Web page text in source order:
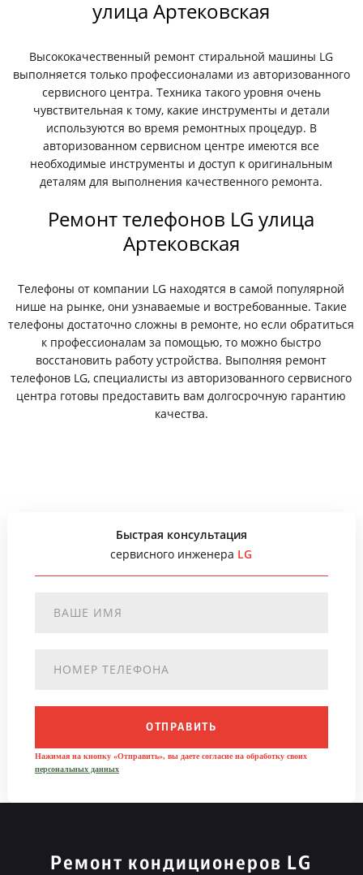
улица Артековская
Высококачественный ремонт стиральной машины LG
выполняется только профессионалами из авторизованного
сервисного центра. Техника такого уровня очень
чувствительная к тому, какие инструменты и детали
используются во время ремонтных процедур. В
авторизованном сервисном центре имеются все
необходимые инструменты и доступ к оригинальным
деталям для выполнения качественного ремонта.
Ремонт телефонов LG улица
Артековская
Телефоны от компании LG находятся в самой популярной
нише на рынке, они узнаваемые и востребованные. Такие
телефоны достаточно сложны в ремонте, но если обратиться
к профессионалам за помощью, то можно быстро
восстановить работу устройства. Выполняя ремонт
телефонов LG, специалисты из авторизованного сервисного
центра готовы предоставить вам долгосрочную гарантию
качества.
Быстрая консультация
сервисного инженера LG
ОТПРАВИТЬ
Нажимая на кнопку «Отправить», вы даете согласие на обработку своих
персональных данных
Ремонт кондиционеров LG